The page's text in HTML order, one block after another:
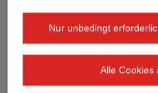
Nur unbedingt
Alle Cookies